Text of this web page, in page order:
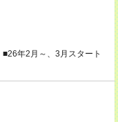
年2月～、3月スタート